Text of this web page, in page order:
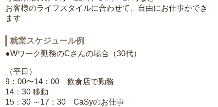
お客様のライフスタイルに合わせて、自由にお仕事ができ
ます
就業スケジュール例
●Wワーク勤務のCさんの場合（30代）
（平日）
9：00〜14：00 飲食店で勤務
14：30 移動
15：30 ～17：30 CaSyのお仕事